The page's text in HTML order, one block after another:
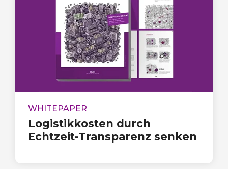
WHITEPAPER
Logistikkosten durch
Echtzeit-Transparenz senken